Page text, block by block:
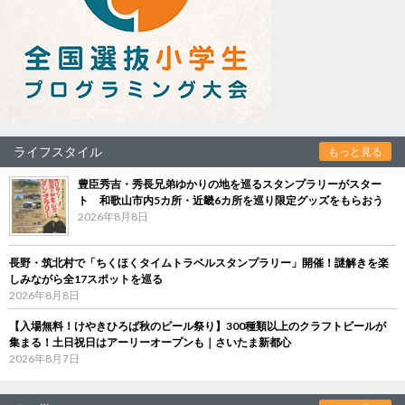
ライフスタイル もっと見る
豊臣秀吉・秀長兄弟ゆかりの地を巡るスタンプラリーがスター
ト 和歌山市内5カ所・近畿6カ所を巡り限定グッズをもらおう
2026年8月8日
長野・筑北村で「ちくほくタイムトラベルスタンプラリー」開催！謎解きを楽
しみながら全17スポットを巡る
2026年8月8日
【入場無料！けやきひろば秋のビール祭り】300種類以上のクラフトビールが
集まる！土日祝日はアーリーオープンも｜さいたま新都心
2026年8月7日